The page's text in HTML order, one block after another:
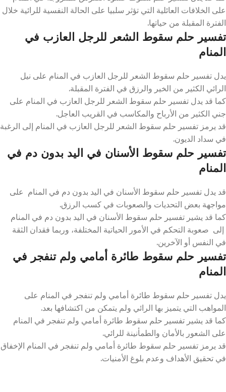
على الخلافات العائلية التي تؤثر سلبيا على الحالة النفسية للرائية خلال
الفترة المقبلة من حياتها.
تفسير حلم سقوط الشعر للرجل العازب في
المنام
يدل تفسير حلم سقوط الشعر للرجل العازب في المنام على نيل
الرائي الكثير من الخير والرزق في الفترة المقبلة.
كما قد يدل تفسير حلم سقوط الشعر للرجل العازب في المنام على
جني الكثير من الأرباح والمكاسب في القريب العاجل.
قد يرمز تفسير حلم سقوط الشعر للرجل العازب في المنام إلى الرغبة
في سداد الديون.
تفسير حلم سقوط الأسنان في اليد بدون دم في
المنام
قد يدل تفسير حلم سقوط الأسنان في اليد بدون دم في المنام على
مواجهة بعض التحديات والصعوبات في كسب الرزق.
كما قد يشير تفسير حلم سقوط الأسنان في اليد بدون دم في المنام
إلى صعوبة التحكم في الأمور الحياتية المختلفة، وربما فقدان الثقة
في النفس أو الآخرين.
تفسير حلم سقوط طائرة أمامي ولم تنفجر في
المنام
يدل تفسير حلم سقوط طائرة أمامي ولم تنفجر في المنام على
المواهب التي يتميز بها الرائي ولم يتمكن من اكتشافها بعد.
كما قد يشير تفسير حلم سقوط طائرة أمامي ولم تنفجر في المنام
على الشعور بالأمان والطمأنينة للرائي.
قد يرمز تفسير حلم سقوط طائرة أمامي ولم تنفجر في المنام الإخفاق
في تحقيق الأهداف وعدم بلوغ الأمنيات.